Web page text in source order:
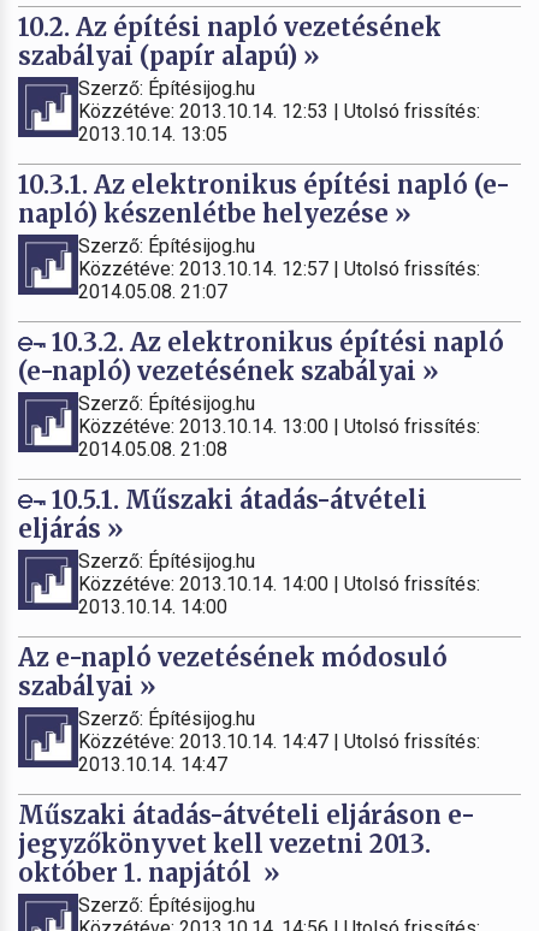
10.2. Az építési napló vezetésének
szabályai (papír alapú) »
Szerző: Építésijog.hu
Közzétéve: 2013.10.14. 12:53 | Utolsó frissítés:
2013.10.14. 13:05
10.3.1. Az elektronikus építési napló (e-
napló) készenlétbe helyezése »
Szerző: Építésijog.hu
Közzétéve: 2013.10.14. 12:57 | Utolsó frissítés:
2014.05.08. 21:07
10.3.2. Az elektronikus építési napló
(e-napló) vezetésének szabályai »
Szerző: Építésijog.hu
Közzétéve: 2013.10.14. 13:00 | Utolsó frissítés:
2014.05.08. 21:08
10.5.1. Műszaki átadás-átvételi
eljárás »
Szerző: Építésijog.hu
Közzétéve: 2013.10.14. 14:00 | Utolsó frissítés:
2013.10.14. 14:00
Az e-napló vezetésének módosuló
szabályai »
Szerző: Építésijog.hu
Közzétéve: 2013.10.14. 14:47 | Utolsó frissítés:
2013.10.14. 14:47
Műszaki átadás-átvételi eljáráson e-
jegyzőkönyvet kell vezetni 2013.
október 1. napjától »
Szerző: Építésijog.hu